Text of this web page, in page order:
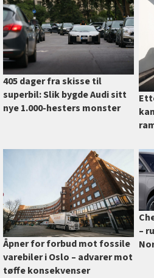
405 dager fra skisse til
superbil: Slik bygde Audi sitt
nye 1.000-hesters monster
Åpner for forbud mot fossile
varebiler i Oslo –⁠ advarer mot
tøffe konsekvenser
–⁠